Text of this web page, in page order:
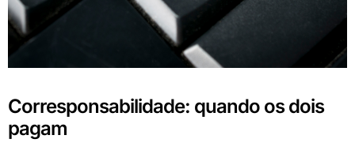
Corresponsabilidade: quando os dois
pagam